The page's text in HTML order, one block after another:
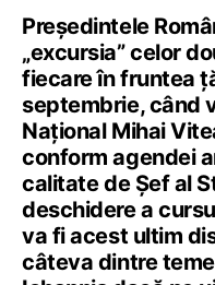
Președintele
„excursia” celor
fiecare în fruntea
septembrie, când
Național Mihai
conform agendei
calitate de Șef al
deschidere a
va fi acest ultim
câteva dintre